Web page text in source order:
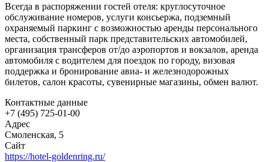
Всегда в распоряжении гостей отеля: круглосуточное
обслуживание номеров, услуги консьержа, подземный
охраняемый паркинг с возможностью аренды персонального
места, собственный парк представительских автомобилей,
организация трансферов от/до аэропортов и вокзалов, аренда
автомобиля с водителем для поездок по городу, визовая
поддержка и бронирование авиа- и железнодорожных
билетов, салон красоты, сувенирные магазины, обмен валют.
Контактные данные
+7 (495) 725-01-00
Адрес
Смоленская, 5
Сайт
https://hotel-goldenring.ru/